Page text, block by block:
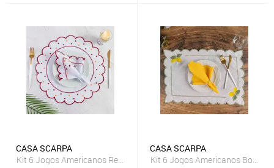
CASA SCARPA
Kit 6 Jogos Americanos Redondo com Guardanapos Bordado -
CASA SCARPA
Kit 6 Jogos Americanos